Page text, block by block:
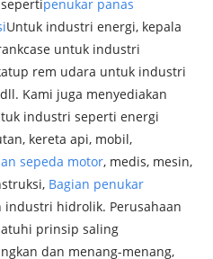
penukar panas
Untuk industri energi, kepala
untuk industri
rem udara untuk industri
Kami juga menyediakan
industri seperti energi
kereta api, mobil,
sepeda motor, medis, mesin,
Bagian penukar
industri hidrolik. Perusahaan
prinsip saling
dan menang-menang,